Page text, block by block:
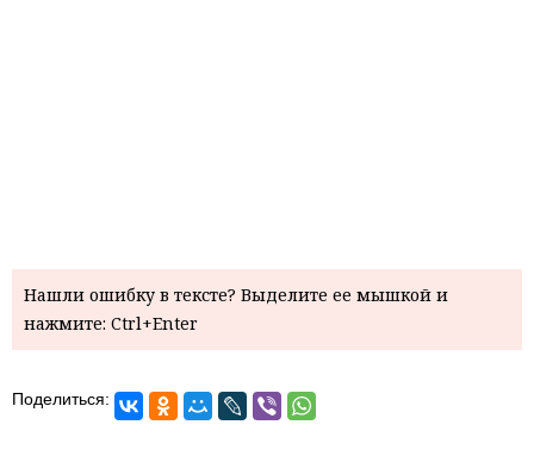
Нашли ошибку в тексте? Выделите ее мышкой и
нажмите: Ctrl+Enter
Поделиться: